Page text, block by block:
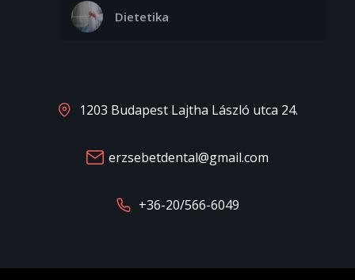
Dietetika
1203 Budapest Lajtha László utca 24.
erzsebetdental@gmail.com
+36-20/566-6049